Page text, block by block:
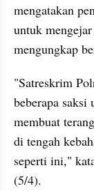
mengatakan
untuk
mengungkap
"Satreskrim
beberapa
membuat
di tengah
seperti ini,"
(5/4).